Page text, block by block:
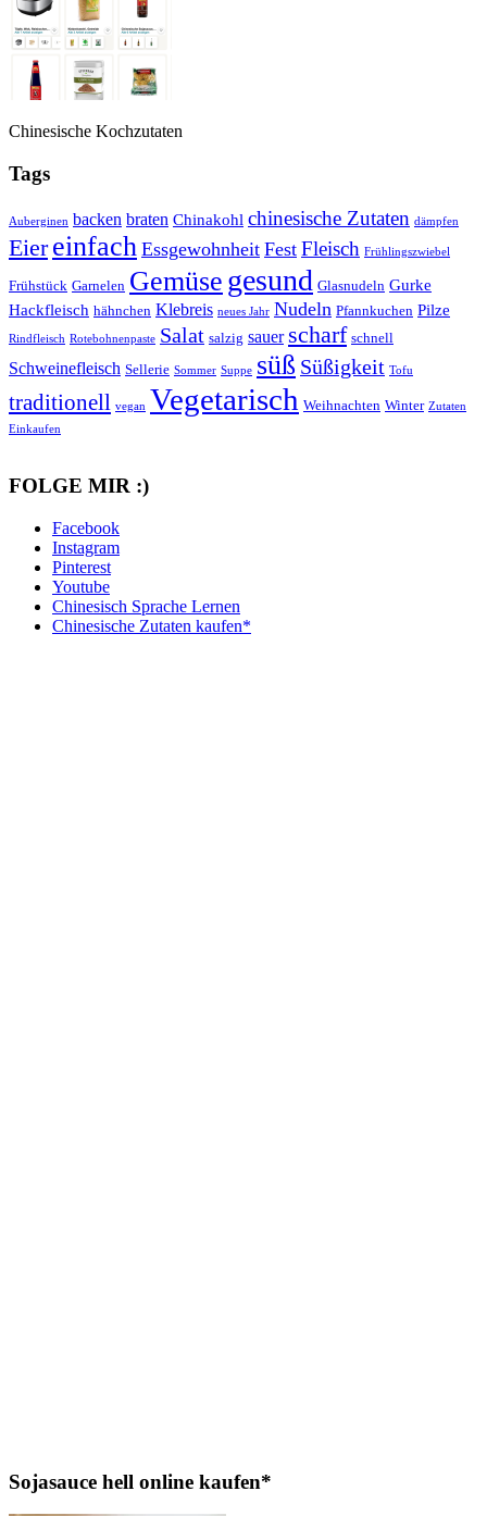
Chinesische Kochzutaten
Tags
Auberginen backen braten Chinakohl chinesische Zutaten dämpfen
Eier einfach Essgewohnheit Fest Fleisch Frühlingszwiebel
Frühstück Garnelen Gemüse gesund Glasnudeln Gurke
Hackfleisch hähnchen Klebreis neues Jahr Nudeln Pfannkuchen Pilze
Rindfleisch Rotebohnenpaste Salat salzig sauer scharf schnell
Schweinefleisch Sellerie Sommer Suppe süß Süßigkeit Tofu
traditionell vegan Vegetarisch Weihnachten Winter Zutaten
Einkaufen
FOLGE MIR :)
Facebook
Instagram
Pinterest
Youtube
Chinesisch Sprache Lernen
Chinesische Zutaten kaufen*
Sojasauce hell online kaufen*